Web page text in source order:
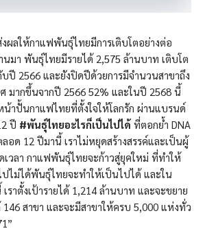
ผลให้กาแฟพันธุ์ไทยมีการเติบโตอย่างต่อ
นมา พันธุ์ไทยมีรายได้ 2,575 ล้านบาท เติบโต
ปี 2566 และยังปิดปีด้วยการมีจำนวนสาขาถึง
มากขึ้นจากปี 2566 52% และในปี 2568 นี้
าปั้นกาแฟไทยที่ตั้งใจให้โลกรัก ผ่านแบรนด์
ปี #พันธุ์ไทยอะไรก็เป็นไปได้ ที่ตอกย้ำ DNA
ด 12 ปีมานี้ เราไม่หยุดสร้างสรรค์และเป็นผู้
เวลา กาแฟพันธุ์ไทยจะก้าวสู่ยุคใหม่ ที่ทำให้
ไม่ได้พันธุ์ไทยจะทำให้เป็นไปได้ และใน
ราตั้งเป้ารายได้ 1,214 ล้านบาท และจะขยาย
สาขา และจะมีสาขาให้ครบ 5,000 แห่งทั่ว